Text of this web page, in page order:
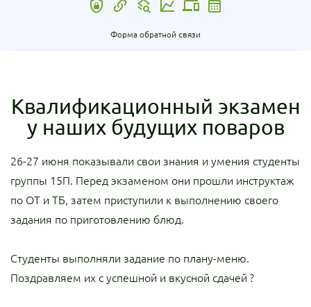
Форма обратной связи
Квалификационный экзамен
у наших будущих поваров
26-27 июня показывали свои знания и умения студенты
группы 15П. Перед экзаменом они прошли инструктаж
по ОТ и ТБ, затем приступили к выполнению своего
задания по приготовлению блюд.
Студенты выполняли задание по плану-меню.
Поздравляем их с успешной и вкусной сдачей ?